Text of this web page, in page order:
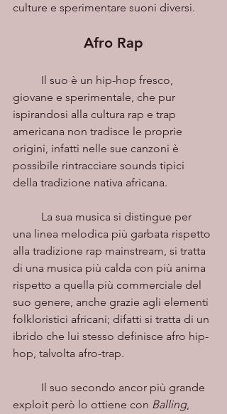
culture e sperimentare suoni diversi.
Afro Rap
giovane e sperimentale, che pur
ispirandosi alla cultura rap e trap
americana non tradisce le proprie
origini, infatti nelle sue canzoni è
possibile rintracciare sounds tipici
della tradizione nativa africana.
una linea melodica più garbata rispetto
alla tradizione rap mainstream, si tratta
di una musica più calda con più anima
rispetto a quella più commerciale del
suo genere, anche grazie agli elementi
folkloristici africani; difatti si tratta di un
ibrido che lui stesso definisce afro hip-
hop, talvolta afro-trap.
exploit però lo ottiene con Balling,